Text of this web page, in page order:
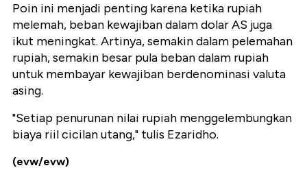
Poin ini menjadi penting karena ketika rupiah
melemah, beban kewajiban dalam dolar AS juga
ikut meningkat. Artinya, semakin dalam pelemahan
rupiah, semakin besar pula beban dalam rupiah
untuk membayar kewajiban berdenominasi valuta
asing.
"Setiap penurunan nilai rupiah menggelembungkan
biaya riil cicilan utang," tulis Ezaridho.
(evw/evw)